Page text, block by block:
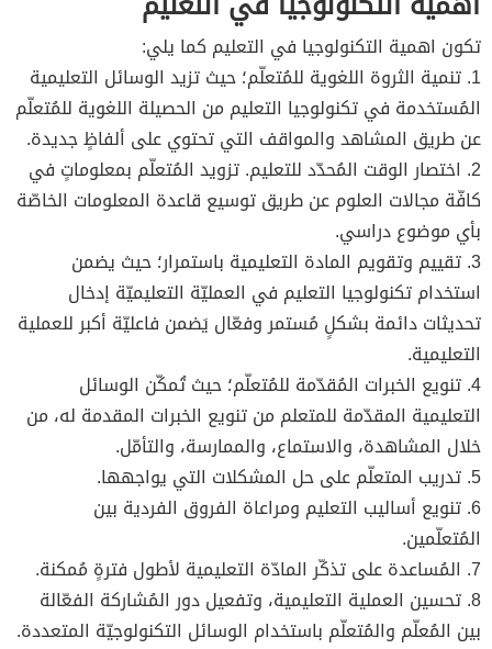
تكون اهمية التكنولوجيا في التعليم كما يلي:
1. تنمية الثروة اللغوية للمُتعلّم؛ حيث تزيد الوسائل التعليمية
المُستخدمة في تكنولوجيا التعليم من الحصيلة اللغوية للمُتعلّم
عن طريق المشاهد والمواقف التي تحتوي على ألفاظٍ جديدة.
2. اختصار الوقت المُحدّد للتعليم. تزويد المُتعلّم بمعلوماتٍ في
كافّة مجالات العلوم عن طريق توسيع قاعدة المعلومات الخاصّة
بأي موضوع دراسي.
3. تقييم وتقويم المادة التعليمية باستمرار؛ حيث يضمن
استخدام تكنولوجيا التعليم في العمليّة التعليميّة إدخال
تحديثات دائمة بشكلٍ مُستمر وفعّال يَضمن فاعليّة أكبر للعملية
التعليمية.
4. تنويع الخبرات المُقدّمة للمُتعلّم؛ حيث تُمكّن الوسائل
التعليمية المقدّمة للمتعلم من تنويع الخبرات المقدمة له، من
خلال المشاهدة، والاستماع، والممارسة، والتأمّل.
5. تدريب المتعلّم على حل المشكلات التي يواجهها.
6. تنويع أساليب التعليم ومراعاة الفروق الفردية بين
المُتعلّمين.
7. المُساعدة على تذكّر المادّة التعليمية لأطول فترةٍ مُمكنة.
8. تحسين العملية التعليمية، وتفعيل دور المُشاركة الفعّالة
بين المُعلّم والمُتعلّم باستخدام الوسائل التكنولوجيّة المتعددة.